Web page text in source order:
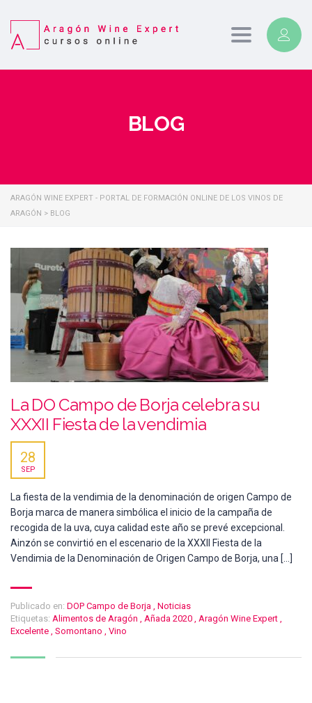
Toggle
BLOG
ARAGÓN WINE EXPERT - PORTAL DE FORMACIÓN ONLINE DE LOS VINOS DE
ARAGÓN > BLOG
La DO Campo de Borja celebra su
XXXII Fiesta de la vendimia
28
SEP
La fiesta de la vendimia de la denominación de origen Campo de
Borja marca de manera simbólica el inicio de la campaña de
recogida de la uva, cuya calidad este año se prevé excepcional.
Ainzón se convirtió en el escenario de la XXXII Fiesta de la
Vendimia de la Denominación de Origen Campo de Borja, una […]
Publicado en: DOP Campo de Borja , Noticias
Etiquetas: Alimentos de Aragón , Añada 2020 , Aragón Wine Expert ,
Excelente , Somontano , Vino